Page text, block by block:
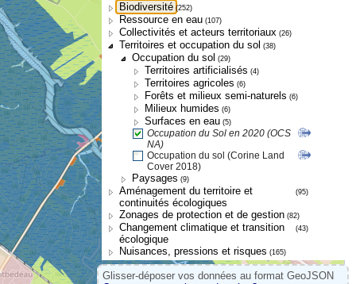
Biodiversité (252)
Ressource en eau (107)
Collectivités et acteurs territoriaux (26)
Territoires et occupation du sol (38)
Occupation du sol (29)
Territoires artificialisés (4)
Territoires agricoles (6)
Forêts et milieux semi-naturels (6)
Milieux humides (6)
Surfaces en eau (5)
Occupation du Sol en 2020 (OCS
NA)
Occupation du sol (Corine Land
Cover 2018)
Paysages (9)
Aménagement du territoire et
continuités écologiques
(95)
Zonages de protection et de gestion (82)
Changement climatique et transition
écologique
(43)
Nuisances, pressions et risques (165)
Glisser-déposer vos données au format GeoJSON